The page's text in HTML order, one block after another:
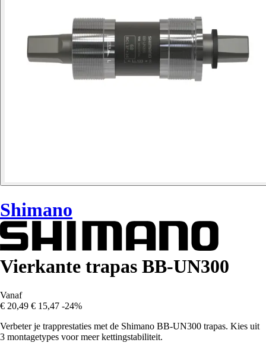
Shimano
Vierkante trapas BB-UN300
Vanaf
€ 20,49 € 15,47 -24%
Verbeter je trapprestaties met de Shimano BB-UN300 trapas. Kies uit
3 montagetypes voor meer kettingstabiliteit.